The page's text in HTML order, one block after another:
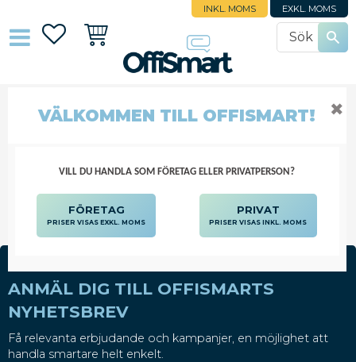
INKL. MOMS EXKL. MOMS
FavoriterKundvagn
SYSTEMKALENDRAR
ANMÄL DIG TILL OFFISMARTS
NYHETSBREV
Få relevanta erbjudande och kampanjer, en möjlighet att
handla smartare helt enkelt.
VÄLKOMMEN TILL OFFISMART!
VILL DU HANDLA SOM FÖRETAG ELLER PRIVATPERSON?
FÖRETAG
PRISER VISAS EXKL. MOMS
PRIVAT
PRISER VISAS INKL. MOMS
✖